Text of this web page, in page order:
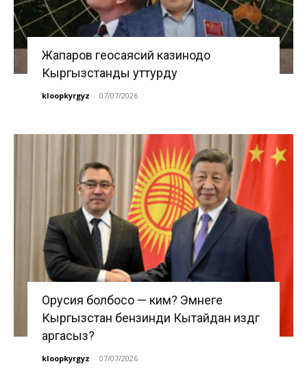
Жапаров геосаясий казинодо
Кыргызстанды уттурду
kloopkyrgyz - 07/07/2026
Орусия болбосо — ким? Эмнеге
Кыргызстан бензинди Кытайдан издөөгө
аргасыз?
kloopkyrgyz - 07/07/2026